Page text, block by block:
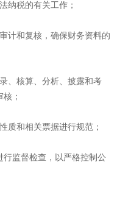
纳税的有关工作；
计和复核，确保财务资料的
、核算、分析、披露和考
；
质和相关票据进行规范；
行监督检查，以严格控制公